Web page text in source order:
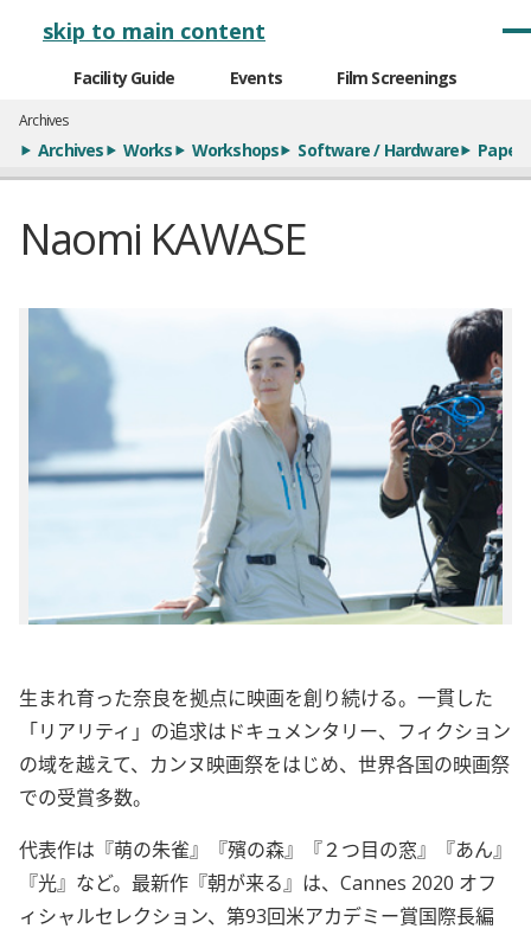
skip to main content
Facility Guide Events Film Screenings
Archives
Archives Works Workshops Software / Hardware Papers
Naomi KAWASE
生まれ育った奈良を拠点に映画を創り続ける。一貫した
「リアリティ」の追求はドキュメンタリー、フィクション
の域を越えて、カンヌ映画祭をはじめ、世界各国の映画祭
での受賞多数。
代表作は『萌の朱雀』『殯の森』『２つ目の窓』『あん』
『光』など。最新作『朝が来る』は、Cannes 2020 オフ
ィシャルセレクション、第93回米アカデミー賞国際長編